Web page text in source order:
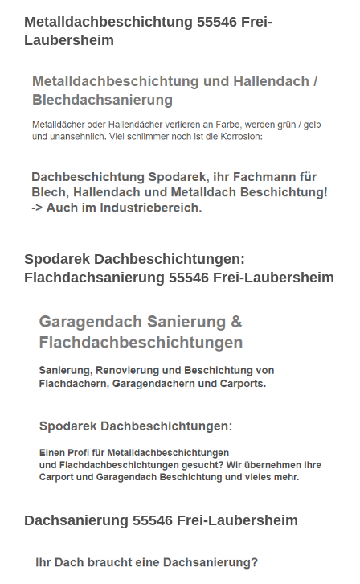
Metalldachbeschichtung 55546 Frei-
Laubersheim
Spodarek Dachbeschichtungen:
Flachdachsanierung 55546 Frei-Laubersheim
Dachsanierung 55546 Frei-Laubersheim